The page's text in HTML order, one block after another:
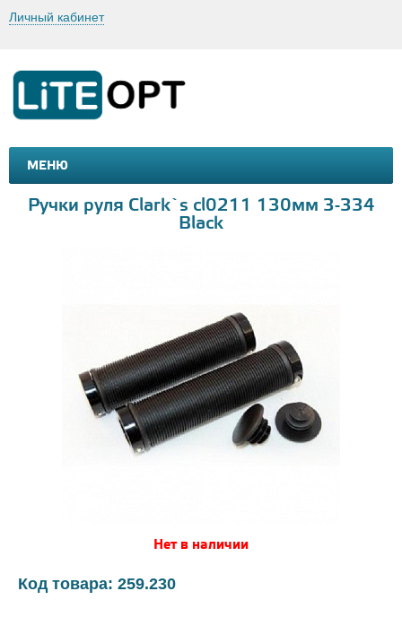
Личный кабинет
МЕНЮ
МАШИНКИ И МОТОЦИКЛЫ
Ручки руля Clark`s cl0211 130мм 3-334
Black
Нет в наличии
Код товара: 259.230